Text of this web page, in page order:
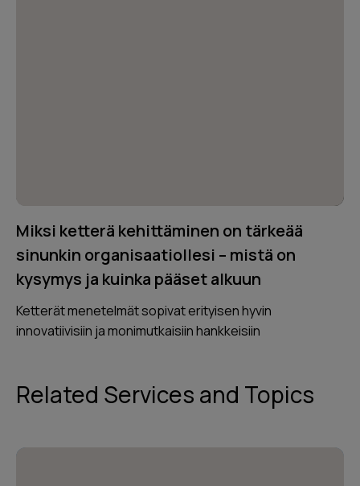
Miksi ketterä kehittäminen on tärkeää
sinunkin organisaatiollesi – mistä on
kysymys ja kuinka pääset alkuun
Ketterät menetelmät sopivat erityisen hyvin
innovatiivisiin ja monimutkaisiin hankkeisiin
Related Services and Topics